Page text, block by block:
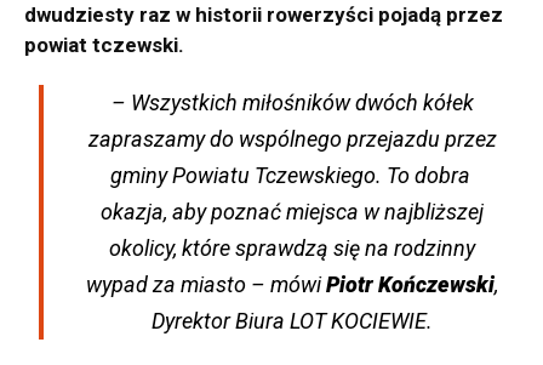
dwudziesty raz w historii rowerzyści pojadą przez
powiat tczewski.
– Wszystkich miłośników dwóch kółek
zapraszamy do wspólnego przejazdu przez
gminy Powiatu Tczewskiego. To dobra
okazja, aby poznać miejsca w najbliższej
okolicy, które sprawdzą się na rodzinny
wypad za miasto – mówiPiotr Kończewski,
Dyrektor Biura LOT KOCIEWIE.